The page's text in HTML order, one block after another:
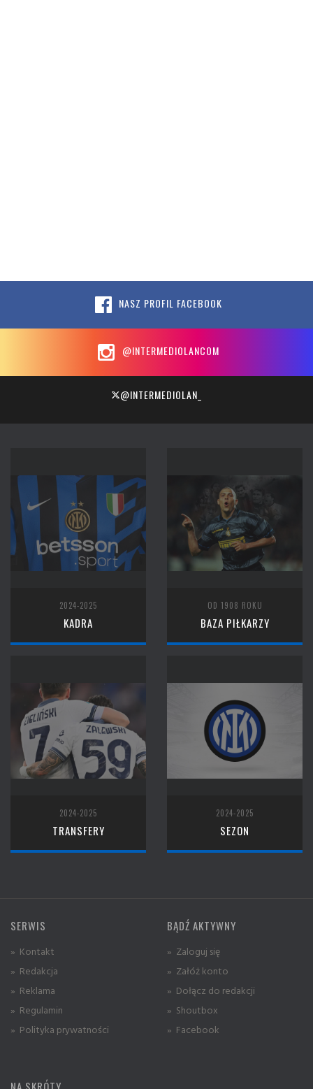
NASZ PROFIL FACEBOOK
@INTERMEDIOLANCOM
@INTERMEDIOLAN_
2024-2025
KADRA
OD 1908 ROKU
BAZA PIŁKARZY
2024-2025
TRANSFERY
2024-2025
SEZON
SERWIS
» Kontakt
» Redakcja
» Reklama
» Regulamin
» Polityka prywatności
BĄDŹ AKTYWNY
» Zaloguj się
» Załóż konto
» Dołącz do redakcji
» Shoutbox
» Facebook